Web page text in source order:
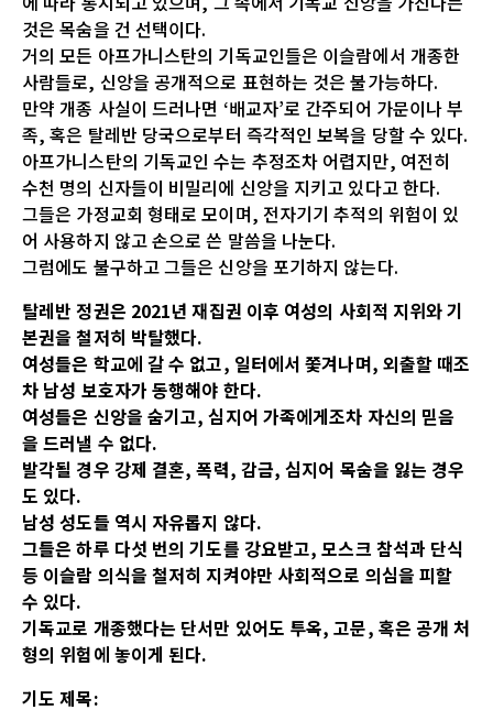
것은 목숨을 건 선택이다.
거의 모든 아프가니스탄의 기독교인들은 이슬람에서 개종한
사람들로, 신앙을 공개적으로 표현하는 것은 불가능하다.
만약 개종 사실이 드러나면 ‘배교자’로 간주되어 가문이나 부
족, 혹은 탈레반 당국으로부터 즉각적인 보복을 당할 수 있다.
아프가니스탄의 기독교인 수는 추정조차 어렵지만, 여전히
수천 명의 신자들이 비밀리에 신앙을 지키고 있다고 한다.
그들은 가정교회 형태로 모이며, 전자기기 추적의 위험이 있
어 사용하지 않고 손으로 쓴 말씀을 나눈다.
그럼에도 불구하고 그들은 신앙을 포기하지 않는다.
탈레반 정권은 2021년 재집권 이후 여성의 사회적 지위와 기
본권을 철저히 박탈했다.
여성들은 학교에 갈 수 없고, 일터에서 쫓겨나며, 외출할 때조
차 남성 보호자가 동행해야 한다.
여성들은 신앙을 숨기고, 심지어 가족에게조차 자신의 믿음
을 드러낼 수 없다.
발각될 경우 강제 결혼, 폭력, 감금, 심지어 목숨을 잃는 경우
도 있다.
남성 성도들 역시 자유롭지 않다.
그들은 하루 다섯 번의 기도를 강요받고, 모스크 참석과 단식
등 이슬람 의식을 철저히 지켜야만 사회적으로 의심을 피할
수 있다.
기독교로 개종했다는 단서만 있어도 투옥, 고문, 혹은 공개 처
형의 위험에 놓이게 된다.
기도 제목: